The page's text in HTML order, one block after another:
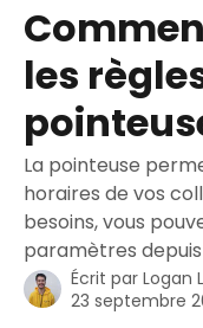
les
La pointeuse
horaires de vos
besoins, vous
paramètres
Écrit par Logan
23 septembre